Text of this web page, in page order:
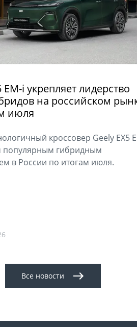
EM-i укрепляет лидерство
на российском
июля
кроссовер Geely EX5
популярным гибридным
в России по итогам июля.
Все новости